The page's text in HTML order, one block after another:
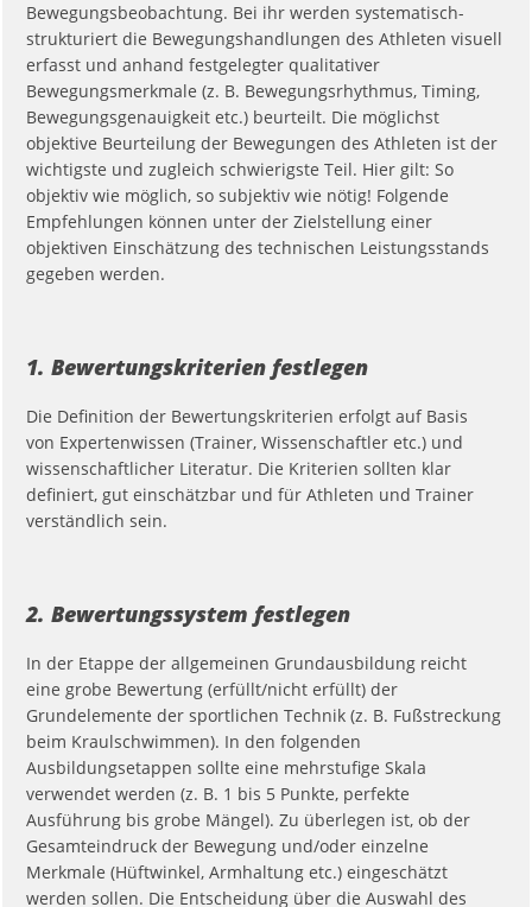
Bewegungsbeobachtung. Bei ihr werden systematisch-
strukturiert die Bewegungshandlungen des Athleten visuell
erfasst und anhand festgelegter qualitativer
Bewegungsmerkmale (z. B. Bewegungsrhythmus, Timing,
Bewegungsgenauigkeit etc.) beurteilt. Die möglichst
objektive Beurteilung der Bewegungen des Athleten ist der
wichtigste und zugleich schwierigste Teil. Hier gilt: So
objektiv wie möglich, so subjektiv wie nötig! Folgende
Empfehlungen können unter der Zielstellung einer
objektiven Einschätzung des technischen Leistungsstands
gegeben werden.
1. Bewertungskriterien festlegen
Die Definition der Bewertungskriterien erfolgt auf Basis
von Expertenwissen (Trainer, Wissenschaftler etc.) und
wissenschaftlicher Literatur. Die Kriterien sollten klar
definiert, gut einschätzbar und für Athleten und Trainer
verständlich sein.
2. Bewertungssystem festlegen
In der Etappe der allgemeinen Grundausbildung reicht
eine grobe Bewertung (erfüllt/nicht erfüllt) der
Grundelemente der sportlichen Technik (z. B. Fußstreckung
beim Kraulschwimmen). In den folgenden
Ausbildungsetappen sollte eine mehrstufige Skala
verwendet werden (z. B. 1 bis 5 Punkte, perfekte
Ausführung bis grobe Mängel). Zu überlegen ist, ob der
Gesamteindruck der Bewegung und/oder einzelne
Merkmale (Hüftwinkel, Armhaltung etc.) eingeschätzt
werden sollen. Die Entscheidung über die Auswahl des